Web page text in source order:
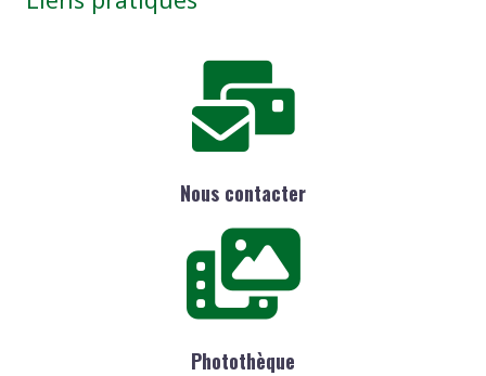
Nous contacter
Photothèque